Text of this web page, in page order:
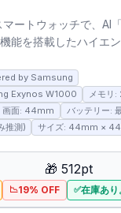
ートウォッチで、AI
能を搭載したハイエン
by Samsung
Exynos W1000
メモリ:
画面: 44mm
バッテリー:
推測)
サイズ: 44mm ×
🎁 512pt
19% OFF 在庫あり